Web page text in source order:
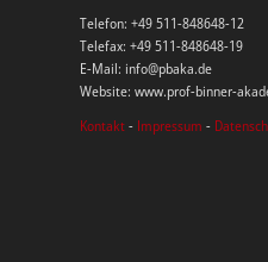
Telefon: +49 511-848648-12
Telefax: +49 511-848648-19
E-Mail: info@pbaka.de
Website: www.prof-binner-
Kontakt- Impressum -